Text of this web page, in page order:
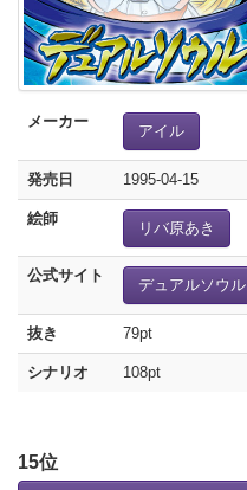
メーカー
アイル
発売日 1995-04-15
絵師
リバ原あき
公式サイト
デュアルソウル
抜き 79pt
シナリオ 108pt
15位